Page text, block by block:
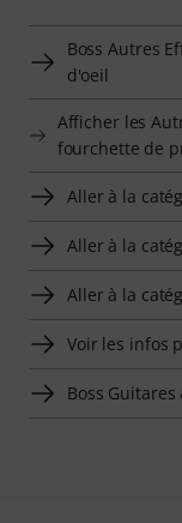
Boss Autres
d'oeil
Afficher les
fourchette de
Aller à la
Aller à la
Aller à la
Voir les infos
Boss